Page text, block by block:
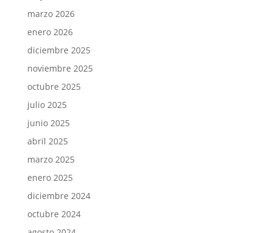
marzo 2026
enero 2026
diciembre 2025
noviembre 2025
octubre 2025
julio 2025
junio 2025
abril 2025
marzo 2025
enero 2025
diciembre 2024
octubre 2024